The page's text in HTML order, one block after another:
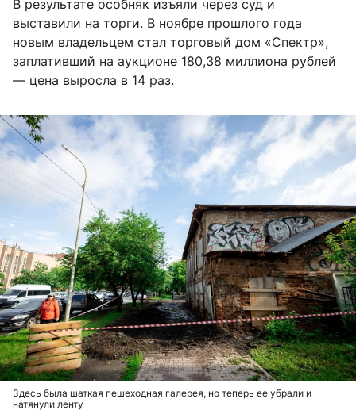
В результате особняк изъяли через суд и
выставили на торги. В ноябре прошлого года
новым владельцем стал торговый дом «Спектр»,
заплативший на аукционе 180,38 миллиона рублей
— цена выросла в 14 раз.
Здесь была шаткая пешеходная галерея, но теперь ее убрали и
натянули ленту